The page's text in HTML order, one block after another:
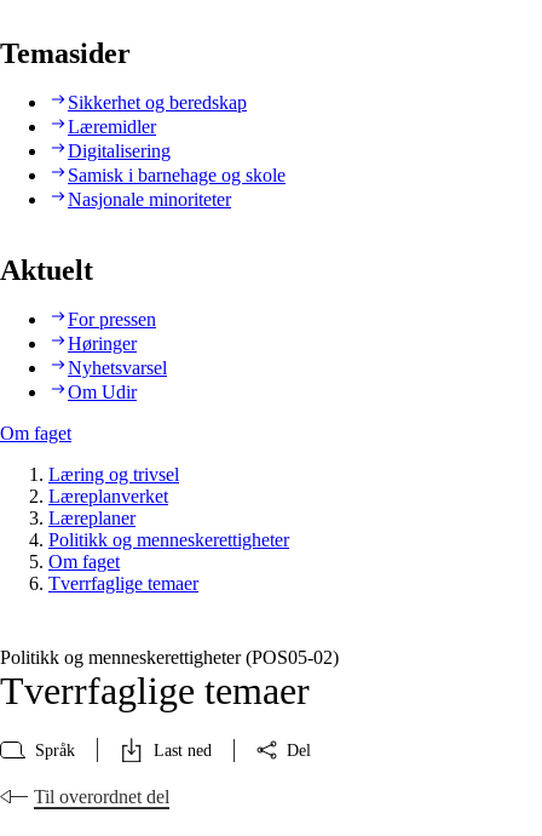
Temasider
Sikkerhet og beredskap
Læremidler
Digitalisering
Samisk i barnehage og skole
Nasjonale minoriteter
Aktuelt
For pressen
Høringer
Nyhetsvarsel
Om Udir
Om faget
Læring og trivsel
Læreplanverket
Læreplaner
Politikk og menneskerettigheter
Om faget
Tverrfaglige temaer
Politikk og menneskerettigheter (POS05‑02)
Tverrfaglige temaer
Språk Last ned Del
Til overordnet del